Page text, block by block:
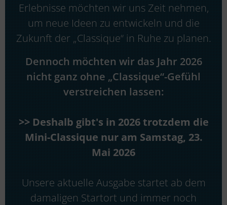
Erlebnisse möchten wir uns Zeit nehmen,
um neue Ideen zu entwickeln und die
Zukunft der „Classique“ in Ruhe zu planen.
Dennoch möchten wir das Jahr 2026
nicht ganz ohne „Classique“-Gefühl
verstreichen lassen:
>> Deshalb gibt's in 2026 trotzdem die
Mini-Classique nur am Samstag, 23.
Mai 2026
Unsere aktuelle Ausgabe startet ab dem
damaligen Startort und immer noch